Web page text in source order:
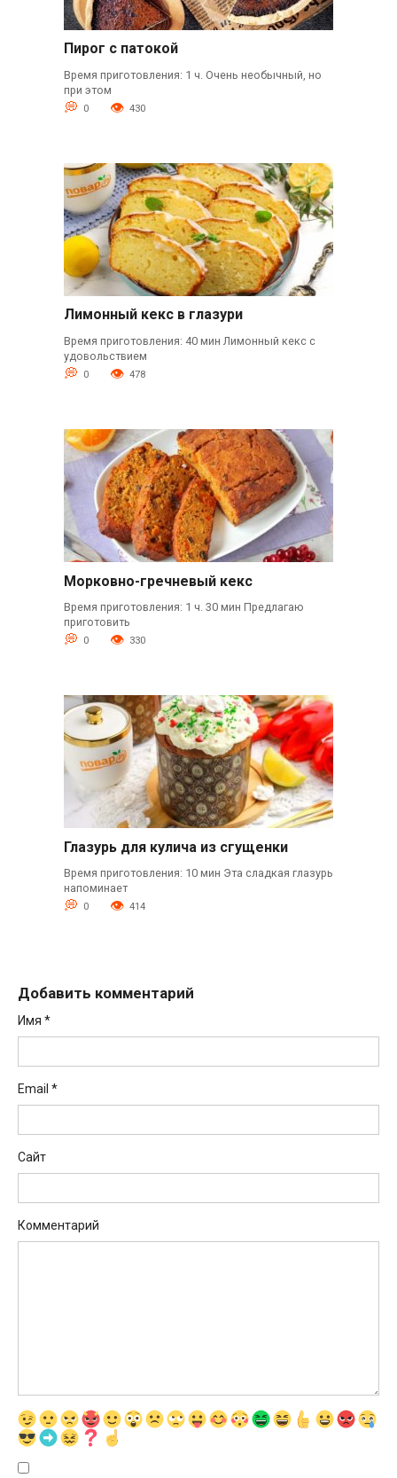
Пирог с патокой
Время приготовления: 1 ч. Очень необычный, но
при этом
0 430
Лимонный кекс в глазури
Время приготовления: 40 мин Лимонный кекс с
удовольствием
0 478
Морковно-гречневый кекс
Время приготовления: 1 ч. 30 мин Предлагаю
приготовить
0 330
Глазурь для кулича из сгущенки
Время приготовления: 10 мин Эта сладкая глазурь
напоминает
0 414
Добавить комментарий
Имя *
Email *
Сайт
Комментарий